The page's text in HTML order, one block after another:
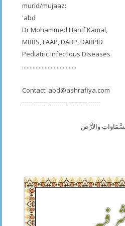
murid/mujaaz:
'abd
Dr Mohammed Hanif Kamal,
MBBS, FAAP, DABP, DABPID
Pediatric Infectious Diseases
....................................
Contact: abd@ashrafiya.com
----- ------- --------- --------- ------
وَالأَرْضَ